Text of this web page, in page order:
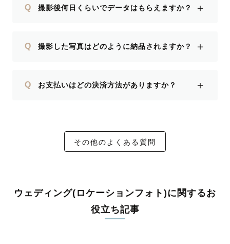
Q 撮影後何日くらいでデータはもらえますか？ ＋
Q 撮影した写真はどのように納品されますか？ ＋
Q お支払いはどの決済方法がありますか？ ＋
その他のよくある質問
ウェディング(ロケーションフォト)に関するお
役立ち記事